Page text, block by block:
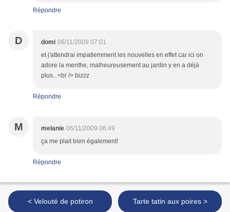
Répondre
D domi 06/11/2009 07:01
et j'attendrai impatiemment les nouvelles en effet car ici on
adore la menthe, malheureusement au jardin y en a déjà
plus...<br /> bizzz
Répondre
M melanie 06/11/2009 06:49
ça me plait bien également!
Répondre
< Velouté de potiron Tarte tatin aux poires >